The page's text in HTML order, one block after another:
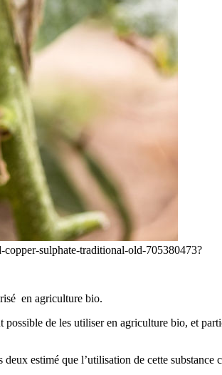
sulphate-traditional-old-705380473?
en agriculture bio.
de les utiliser en agriculture bio, et
estimé que l’utilisation de cette substance